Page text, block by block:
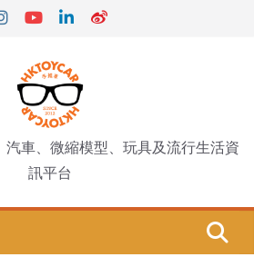
車、微縮模型、玩具及流行生活資
訊平台